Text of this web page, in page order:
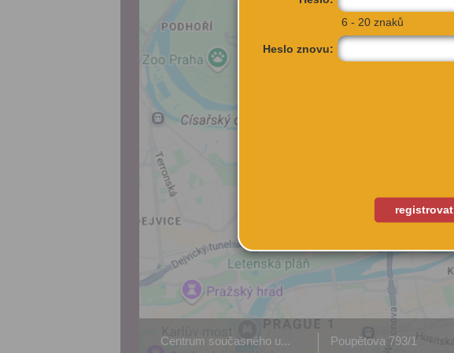
Centrum současného u...
Poupětova 793/1
6 - 20 znaků
Heslo znovu:
registrovat